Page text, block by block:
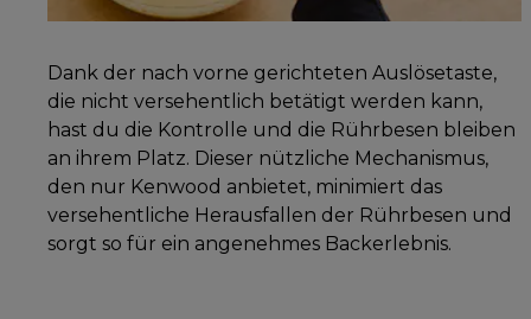
Dank der nach vorne gerichteten Auslösetaste,
die nicht versehentlich betätigt werden kann,
hast du die Kontrolle und die Rührbesen bleiben
an ihrem Platz. Dieser nützliche Mechanismus,
den nur Kenwood anbietet, minimiert das
versehentliche Herausfallen der Rührbesen und
sorgt so für ein angenehmes Backerlebnis.